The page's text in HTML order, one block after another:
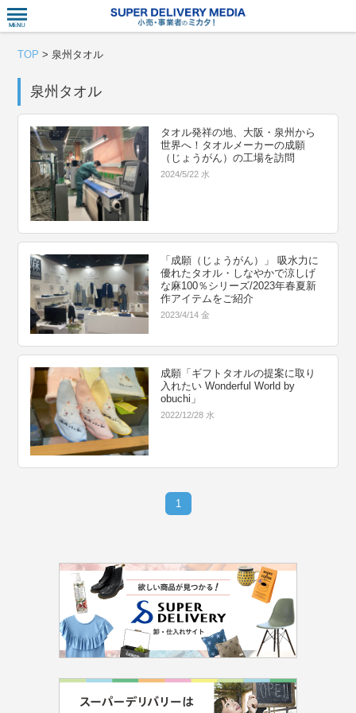
TOP > 泉州タオル
泉州タオル
タオル発祥の地、大阪・泉州から
世界へ！タオルメーカーの成願
（じょうがん）の工場を訪問
2024/5/22 水
「成願（じょうがん）」 吸水力に
優れたタオル・しなやかで涼しげ
な麻100％シリーズ/2023年春夏新
作アイテムをご紹介
2023/4/14 金
成願「ギフトタオルの提案に取り
入れたい Wonderful World by
obuchi」
2022/12/28 水
1